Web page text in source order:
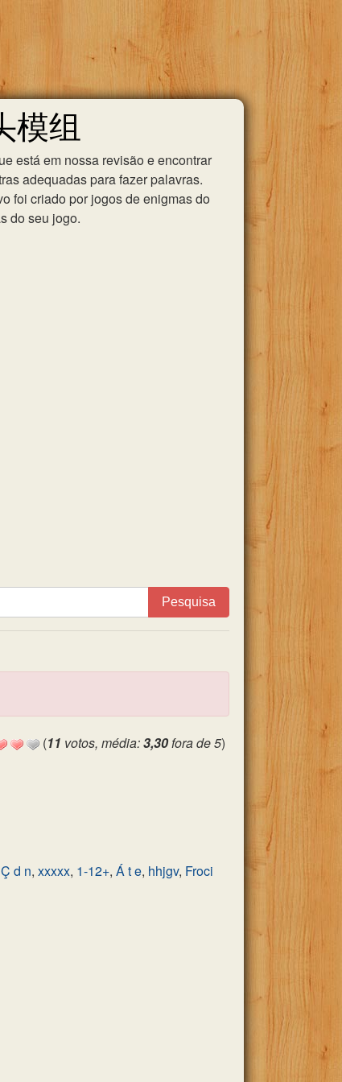
模组
está em nossa revisão e encontrar
adequadas para fazer palavras.
foi criado por jogos de enigmas do
do seu jogo.
Pesquisa
(11 votos, média:3,30fora de 5)
Ç d n, xxxxx, 1-12+, Á t e, hhjgv, Froci